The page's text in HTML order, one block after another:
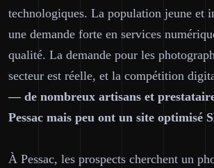
technologiques. La population jeune et
une demande forte en services
qualité. La demande pour les
secteur est réelle, et la compétition
— de nombreux artisans et
Pessac mais peu ont un site optimisé
À Pessac, les prospects cherchent un